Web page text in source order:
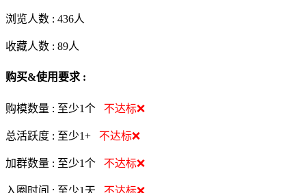
浏览人数 : 436人
收藏人数 : 89人
购买&使用要求 :
购模数量 : 至少1个 不达标❌
总活跃度 : 至少1+ 不达标❌
加群数量 : 至少1个 不达标❌
入圈时间 : 至少1天 不达标❌